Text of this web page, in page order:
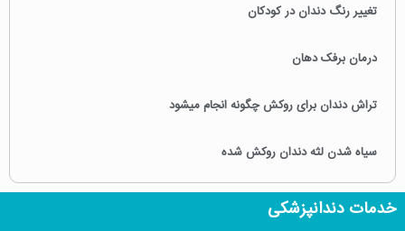
تغییر رنگ دندان در کودکان
درمان برفک دهان
تراش دندان برای روکش چگونه انجام میشود
سیاه شدن لثه دندان روکش شده
خدمات دندانپزشکی